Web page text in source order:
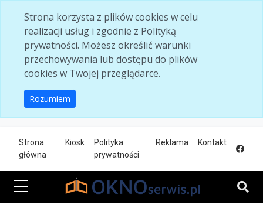
Strona korzysta z plików cookies w celu
realizacji usług i zgodnie z Polityką
prywatności. Możesz określić warunki
przechowywania lub dostępu do plików
cookies w Twojej przeglądarce.
Rozumiem
Strona
główna
Kiosk
Polityka
prywatności
Reklama Kontakt